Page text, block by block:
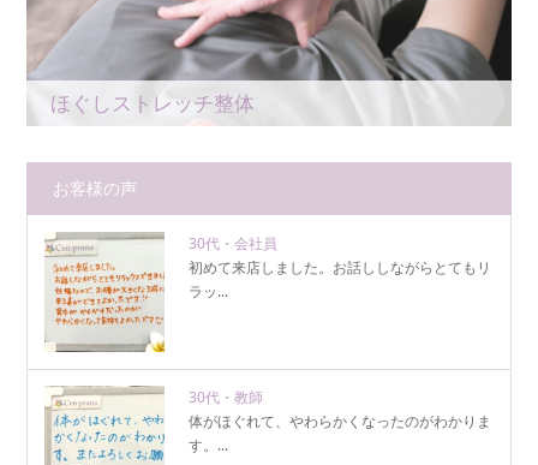
ほぐしストレッチ整体
お客様の声
30代・会社員
初めて来店しました。お話ししながらとてもリ
ラッ...
30代・教師
体がほぐれて、やわらかくなったのがわかりま
す。...